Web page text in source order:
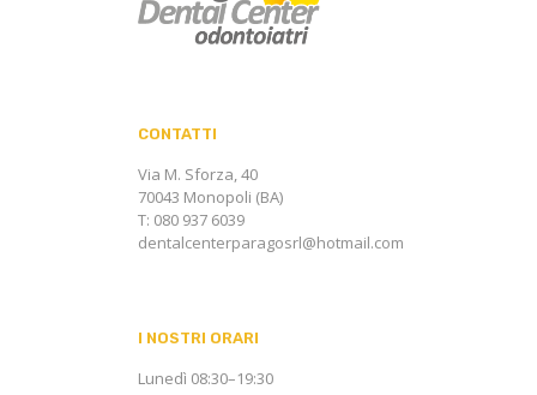
CONTATTI
Via M. Sforza, 40
70043 Monopoli (BA)
T: 080 937 6039
dentalcenterparagosrl@hotmail.com
I NOSTRI ORARI
Lunedì 08:30–19:30